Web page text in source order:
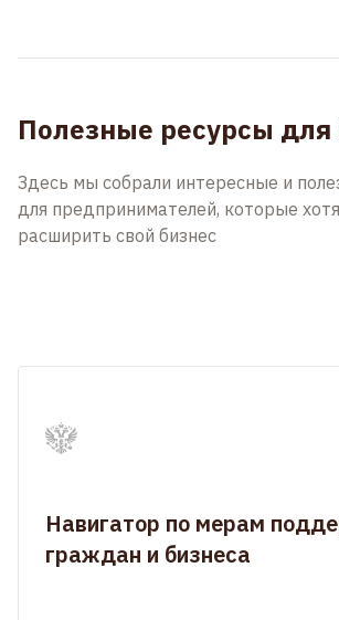
Полезные ресурсы для
Здесь мы собрали интересные и
для предпринимателей, которые
расширить свой бизнес
Навигатор по мерам
граждан и бизнеса